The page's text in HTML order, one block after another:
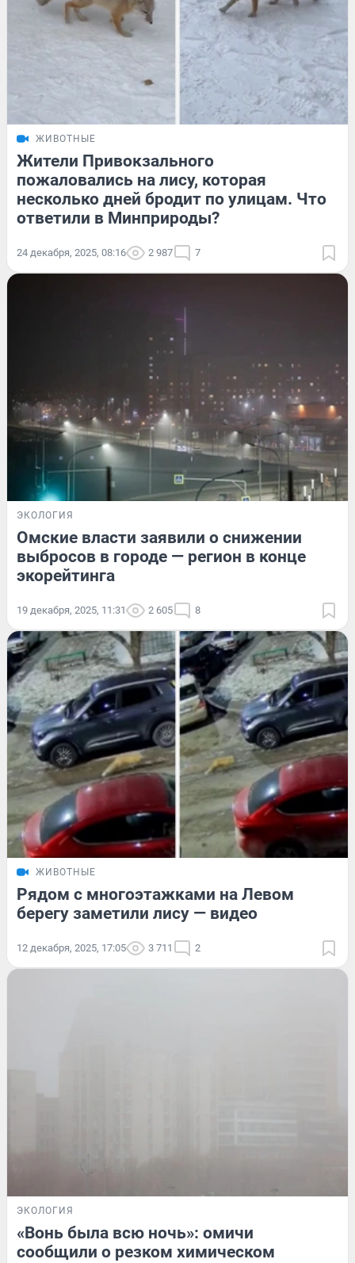
ЖИВОТНЫЕ
Жители Привокзального
пожаловались на лису, которая
несколько дней бродит по улицам. Что
ответили в Минприроды?
24 декабря, 2025, 08:16 2 987 7
ЭКОЛОГИЯ
Омские власти заявили о снижении
выбросов в городе — регион в конце
экорейтинга
19 декабря, 2025, 11:31 2 605 8
ЖИВОТНЫЕ
Рядом с многоэтажками на Левом
берегу заметили лису — видео
12 декабря, 2025, 17:05 3 711 2
ЭКОЛОГИЯ
«Вонь была всю ночь»: омичи
сообщили о резком химическом